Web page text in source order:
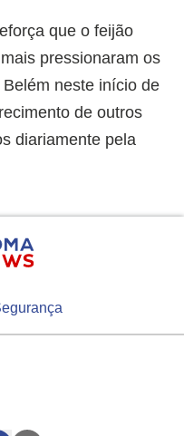
que o feijão
pressionaram os
neste início de
de outros
diariamente pela